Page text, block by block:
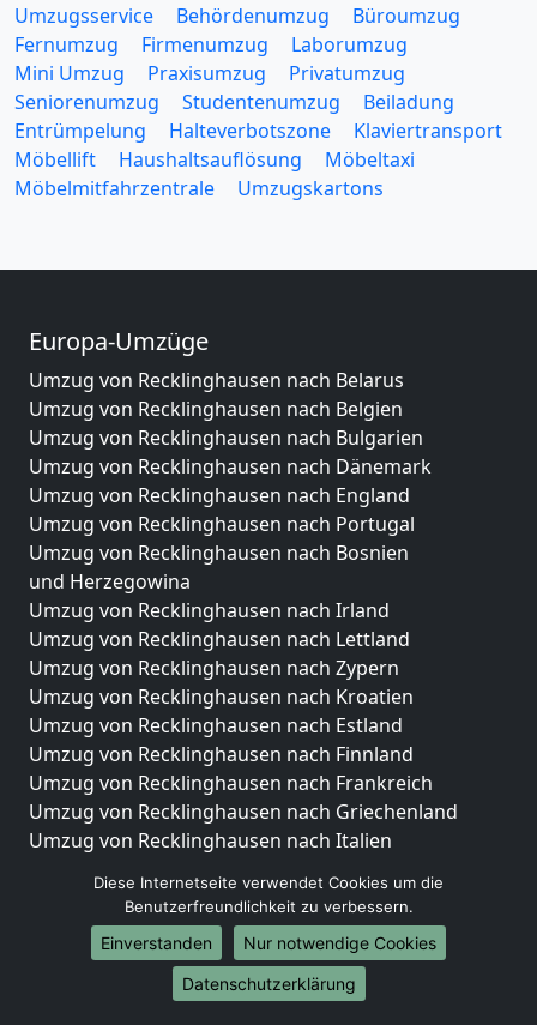
Umzugsservice Behördenumzug
Büroumzug
Fernumzug
Firmenumzug
Laborumzug
Mini Umzug
Praxisumzug
Privatumzug
Seniorenumzug
Studentenumzug
Beiladung
Entrümpelung
Halteverbotszone
Klaviertransport
Möbellift
Haushaltsauflösung
Möbeltaxi
Möbelmitfahrzentrale
Umzugskartons
Europa-Umzüge
Umzug von Recklinghausen nach Belarus
Umzug von Recklinghausen nach Belgien
Umzug von Recklinghausen nach Bulgarien
Umzug von Recklinghausen nach Dänemark
Umzug von Recklinghausen nach England
Umzug von Recklinghausen nach Portugal
Umzug von Recklinghausen nach Bosnien
und Herzegowina
Umzug von Recklinghausen nach Irland
Umzug von Recklinghausen nach Lettland
Umzug von Recklinghausen nach Zypern
Umzug von Recklinghausen nach Kroatien
Umzug von Recklinghausen nach Estland
Umzug von Recklinghausen nach Finnland
Umzug von Recklinghausen nach Frankreich
Umzug von Recklinghausen nach Griechenland
Umzug von Recklinghausen nach Italien
Umzug von Recklinghausen nach Luxemburg
Umzug von Recklinghausen nach Niederlande
Umzug von Recklinghausen nach Norwegen
Umzüge-Deutschlandweit
Diese Internetseite verwendet Cookies um die
Benutzerfreundlichkeit zu verbessern.
Einverstanden
Nur notwendige Cookies
Datenschutzerklärung